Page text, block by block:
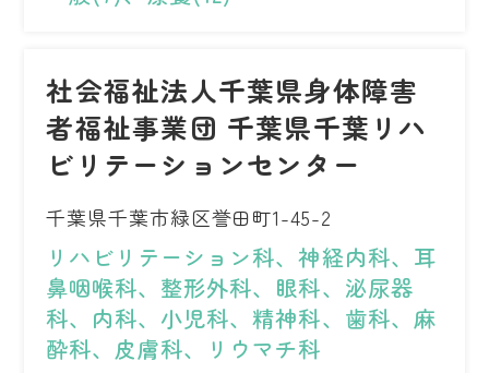
社会福祉法人千葉県身体障害
者福祉事業団 千葉県千葉リハ
ビリテーションセンター
千葉県千葉市緑区誉田町1-45-2
リハビリテーション科、神経内科、耳
鼻咽喉科、整形外科、眼科、泌尿器
科、内科、小児科、精神科、歯科、麻
酔科、皮膚科、リウマチ科